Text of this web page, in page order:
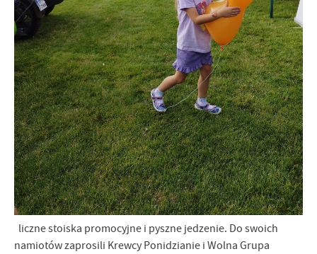
liczne stoiska promocyjne i pyszne jedzenie. Do swoich
namiotów zaprosili Krewcy Ponidzianie i Wolna Grupa